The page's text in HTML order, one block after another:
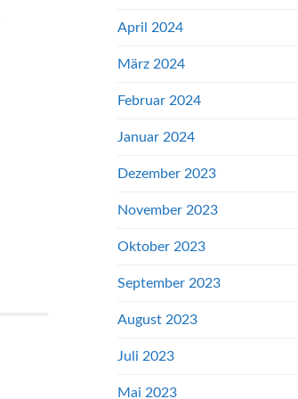
April 2024
März 2024
Februar 2024
Januar 2024
Dezember 2023
November 2023
Oktober 2023
September 2023
August 2023
Juli 2023
Mai 2023